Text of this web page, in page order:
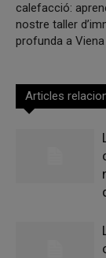
calefacció:
nostre taller
profunda a Viena
Articles